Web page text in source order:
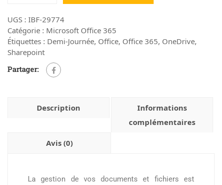
UGS : IBF-29774
Catégorie : Microsoft Office 365
Étiquettes : Demi-Journée, Office, Office 365, OneDrive,
Sharepoint
Partager:
Description
Informations
complémentaires
Avis (0)
La gestion de vos documents et fichiers est